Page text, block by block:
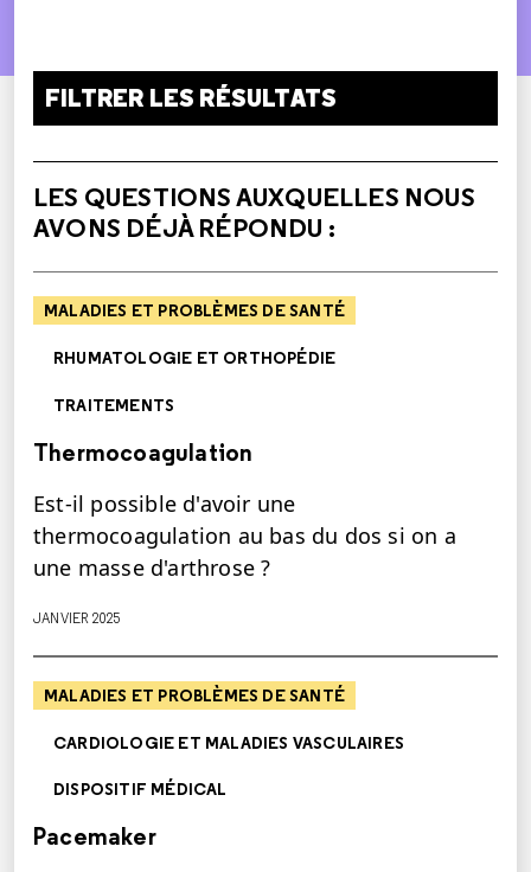
FILTRER LES RÉSULTATS
LES QUESTIONS AUXQUELLES NOUS
AVONS DÉJÀ RÉPONDU :
MALADIES ET PROBLÈMES DE SANTÉ
RHUMATOLOGIE ET ORTHOPÉDIE
TRAITEMENTS
Thermocoagulation
Est-il possible d'avoir une
thermocoagulation au bas du dos si on a
une masse d'arthrose ?
JANVIER 2025
MALADIES ET PROBLÈMES DE SANTÉ
CARDIOLOGIE ET MALADIES VASCULAIRES
DISPOSITIF MÉDICAL
Pacemaker